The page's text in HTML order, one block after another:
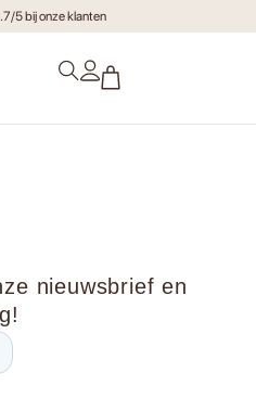
5 bij onze klanten
nieuwsbrief en